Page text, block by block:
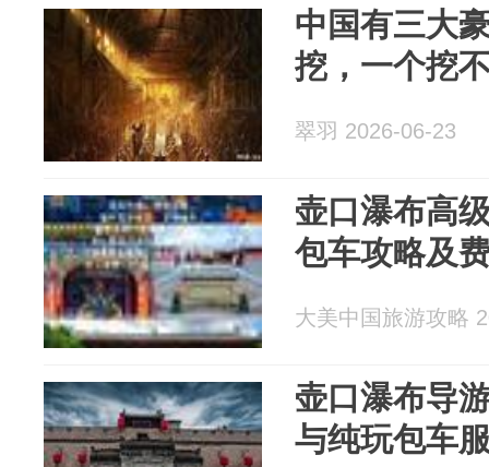
中国有三大
挖，一个挖
翠羽 2026-06-23
壶口瀑布高
包车攻略及
大美中国旅游攻略
壶口瀑布导
与纯玩包车